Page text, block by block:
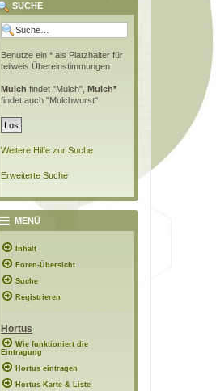
SUCHE
Benutze ein * als Platzhalter für
teilweis Übereinstimmungen
Mulch findet "Mulch", Mulch*
findet auch "Mulchwurst"
Weitere Hilfe zur Suche
Erweiterte Suche
MENÜ
Inhalt
Foren-Übersicht
Suche
Registrieren
Hortus
Wie funktioniert die
Eintragung
Hortus eintragen
Hortus Karte & Liste